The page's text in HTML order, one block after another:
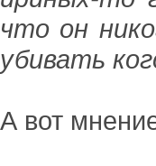
что он
убивать
А вот